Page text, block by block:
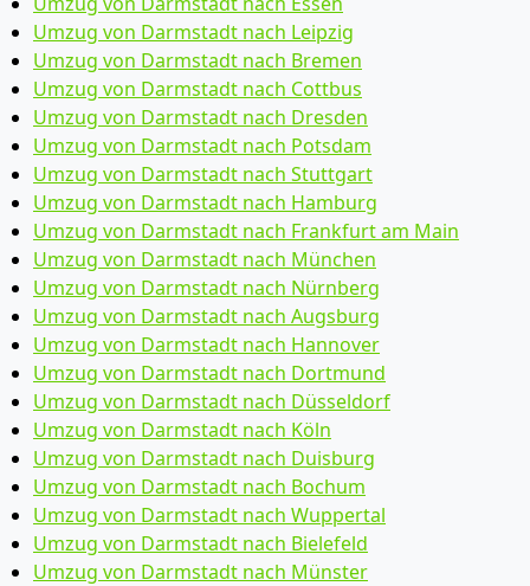
Umzug von Darmstadt nach Leipzig
Umzug von Darmstadt nach Bremen
Umzug von Darmstadt nach Cottbus
Umzug von Darmstadt nach Dresden
Umzug von Darmstadt nach Potsdam
Umzug von Darmstadt nach Stuttgart
Umzug von Darmstadt nach Hamburg
Umzug von Darmstadt nach Frankfurt am Main
Umzug von Darmstadt nach München
Umzug von Darmstadt nach Nürnberg
Umzug von Darmstadt nach Augsburg
Umzug von Darmstadt nach Hannover
Umzug von Darmstadt nach Dortmund
Umzug von Darmstadt nach Düsseldorf
Umzug von Darmstadt nach Köln
Umzug von Darmstadt nach Duisburg
Umzug von Darmstadt nach Bochum
Umzug von Darmstadt nach Wuppertal
Umzug von Darmstadt nach Bielefeld
Umzug von Darmstadt nach Münster